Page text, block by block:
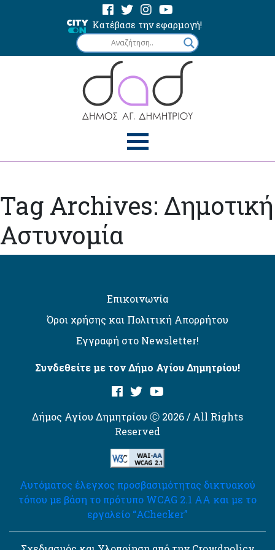
Κατέβασε την εφαρμογή!
Tag Archives: Δημοτική
Αστυνομία
Επικοινωνία
Όροι χρήσης και Πολιτική Απορρήτου
Εγγραφή στο Newsletter!
Συνδεθείτε με τον Δήμο Αγίου Δημητρίου!
Δήμος Αγίου Δημητρίου Ⓒ 2026 / All Rights
Reserved
Αυτόματος έλεγχος προσβασιμότητας δικτυακού
τόπου με βάση το πρότυπο WCAG 2.1 AA και με το
εργαλείο “AChecker”